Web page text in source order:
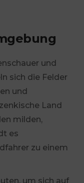
und
sich die Felder
und
Land
milden,
es
zu einem
um sich auf